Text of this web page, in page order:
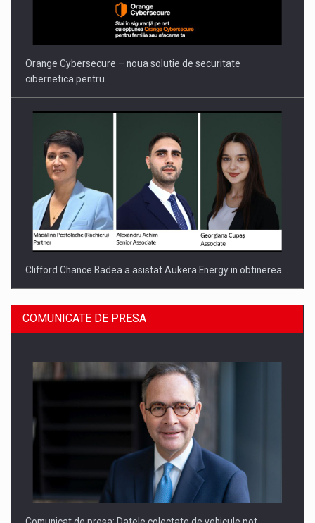
PUTTING ROMANIAN CORPORATE COMPANIES ON THE
INTERNATIONAL BUSINESS SCENE
Orange Cybersecure – noua solutie de securitate
cibernetica pentru…
Clifford Chance Badea a asistat Aukera Energy in obtinerea…
SAPTE PERSONALITATI DIN MEDIUL DE AFACERI, ACADEMIC
COMUNICATE DE PRESA